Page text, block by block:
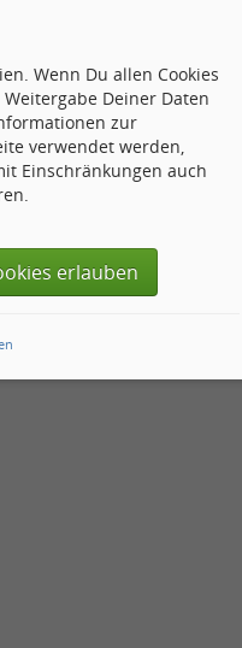
Re: Bilder-Ausschnittsrätsel
Wenn Du allen Cookies
Deiner Daten
zur
verwendet werden,
Einschränkungen auch
erlauben